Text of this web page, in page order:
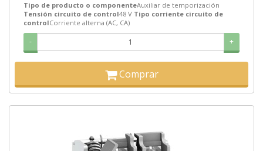
Tipo de producto o componenteAuxiliar de temporización
Tensión circuito de control48 V Tipo corriente circuito de
controlCorriente alterna (AC, CA)
- +
Comprar